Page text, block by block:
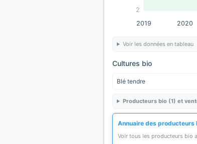
2
2019 2020
Voir les données en tableau
Cultures bio
Blé tendre
Producteurs bio (1) et
Annuaire des producteurs
Voir tous les producteurs bio